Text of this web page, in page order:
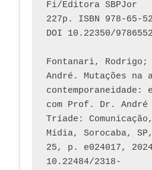
Fi/Editora SBPJor
227p. ISBN 978-65-
DOI 10.22350/
Fontanari, Rodrigo;
André. Mutações na
com Prof. Dr. André
Tríade:
Mídia, Sorocaba,
25, p. e024017,
10.22484/2318-